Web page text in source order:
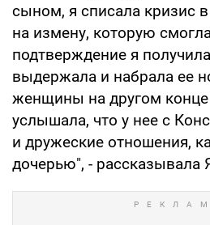
сыном, я списала кризис
на измену, которую
подтверждение я
выдержала и набрала ее
женщины на другом
услышала, что у нее с
и дружеские отношения,
дочерью", - рассказывала